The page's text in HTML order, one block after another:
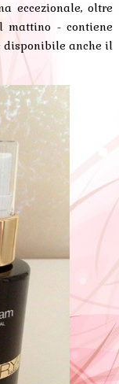
eccezionale, oltre
mattino - contiene
disponibile anche il